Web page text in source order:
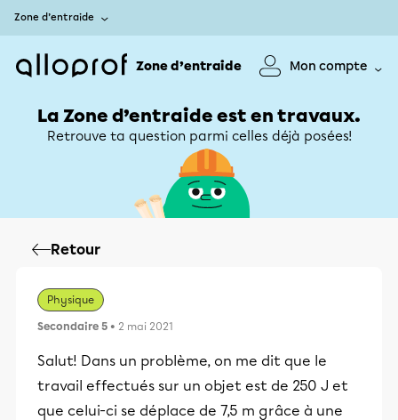
Zone d’entraide
Zone d’entraide Mon compte
La Zone d’entraide est en travaux.
Retrouve ta question parmi celles déjà posées!
Retour
Physique
Secondaire 5 • 2 mai 2021
Salut! Dans un problème, on me dit que le
travail effectués sur un objet est de 250 J et
que celui-ci se déplace de 7,5 m grâce à une